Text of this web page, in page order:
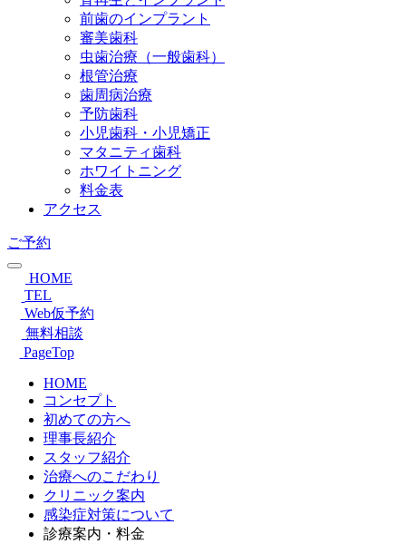
前歯のインプラント
審美歯科
虫歯治療（一般歯科）
根管治療
歯周病治療
予防歯科
小児歯科・小児矯正
マタニティ歯科
ホワイトニング
料金表
アクセス
ご予約
HOME
TEL
Web仮予約
無料相談
PageTop
HOME
コンセプト
初めての方へ
理事長紹介
スタッフ紹介
治療へのこだわり
クリニック案内
感染症対策について
診療案内・料金